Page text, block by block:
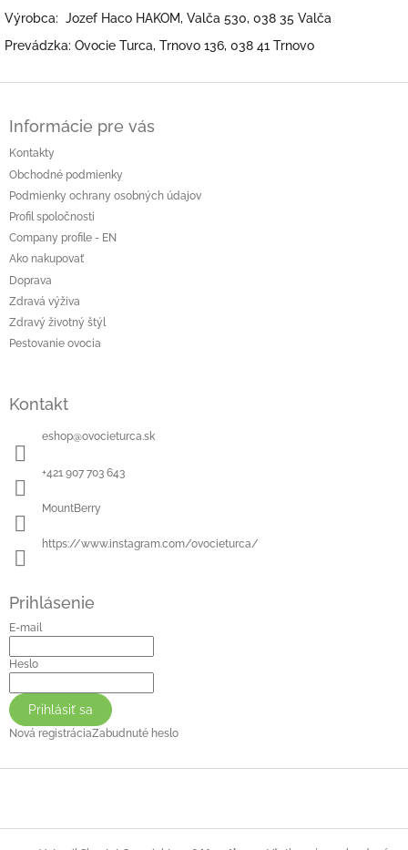
Výrobca: Jozef Haco HAKOM, Valča 530, 038 35 Valča
Prevádzka: Ovocie Turca, Trnovo 136, 038 41 Trnovo
Informácie pre vás
Kontakty
Obchodné podmienky
Podmienky ochrany osobných údajov
Profil spoločnosti
Company profile - EN
Ako nakupovať
Doprava
Zdravá výživa
Zdravý životný štýl
Pestovanie ovocia
Kontakt
eshop@ovocieturca.sk
+421 907 703 643
MountBerry
https://www.instagram.com/ovocieturca/
Prihlásenie
E-mail
Heslo
Prihlásiť sa
Nová registráciaZabudnuté heslo